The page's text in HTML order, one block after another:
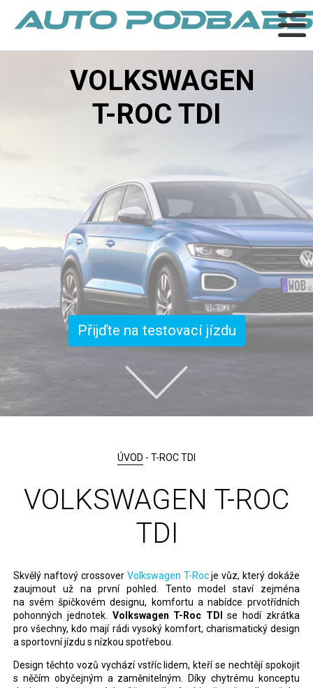
VOLKSWAGEN
T-ROC TDI
Přijďte na testovací jízdu
ÚVOD - T-ROC TDI
VOLKSWAGEN T-ROC
TDI
Skvělý naftový crossover Volkswagen T-Rocje vůz, který dokáže
zaujmout už na první pohled. Tento model staví zejména
na svém špičkovém designu, komfortu a nabídce prvotřídních
pohonných jednotek. Volkswagen T-Roc TDI se hodí zkrátka
pro všechny, kdo mají rádi vysoký komfort, charismatický design
a sportovní jízdu s nízkou spotřebou.
Design těchto vozů vychází vstříc lidem, kteří se nechtějí spokojit
s něčím obyčejným a zaměnitelným. Díky chytrému konceptu